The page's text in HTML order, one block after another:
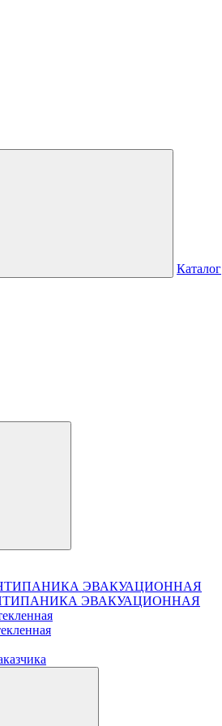
Каталог
АНТИПАНИКА ЭВАКУАЦИОННАЯ
АНТИПАНИКА ЭВАКУАЦИОННАЯ